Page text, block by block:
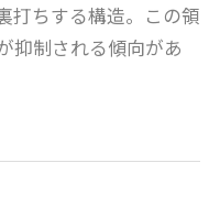
打ちする構造。この領
抑制される傾向があ